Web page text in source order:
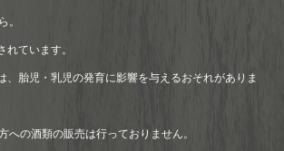
。
れています。
、胎児・乳児の発育に影響を与えるおそれがありま
への酒類の販売は行っておりません。